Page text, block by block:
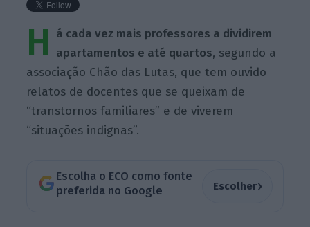
H
á cada vez mais professores a dividirem
apartamentos e até quartos, segundo a
associação Chão das Lutas, que tem ouvido
relatos de docentes que se queixam de
“transtornos familiares” e de viverem
“situações indignas”.
Escolha o ECO como fonte
preferida no Google
Escolher›